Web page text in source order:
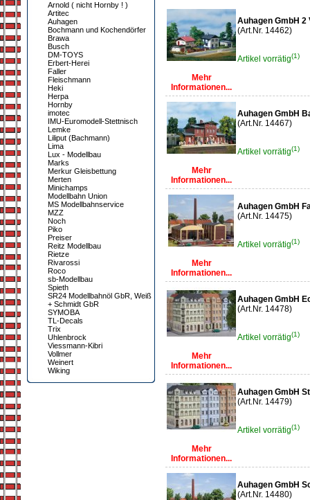
Arnold ( nicht Hornby ! )
Artitec
Auhagen
Bochmann und Kochendörfer
Brawa
Busch
DM-TOYS
Erbert-Herei
Faller
Fleischmann
Heki
Herpa
Hornby
imotec
IMU-Euromodell-Stettnisch
Lemke
Liliput (Bachmann)
Lima
Lux - Modellbau
Marks
Merkur Gleisbettung
Merten
Minichamps
Modellbahn Union
MS Modellbahnservice
MZZ
Noch
Piko
Preiser
Reitz Modellbau
Rietze
Rivarossi
Roco
sb-Modellbau
Spieth
SR24 Modellbahnöl GbR, Weiß
+ Schmidt GbR
SYMOBA
TL-Decals
Trix
Uhlenbrock
Viessmann-Kibri
Vollmer
Weinert
Wiking
Mehr
Informationen...
Auhagen GmbH
(Art.Nr. 14462)
Artikel vorrätig(1)
Mehr
Informationen...
Auhagen GmbH
(Art.Nr. 14467)
Artikel vorrätig(1)
Mehr
Informationen...
Auhagen GmbH
(Art.Nr. 14475)
Artikel vorrätig(1)
Mehr
Informationen...
Auhagen GmbH
(Art.Nr. 14478)
Artikel vorrätig(1)
Mehr
Informationen...
Auhagen GmbH
(Art.Nr. 14479)
Artikel vorrätig(1)
Auhagen GmbH
(Art.Nr. 14480)